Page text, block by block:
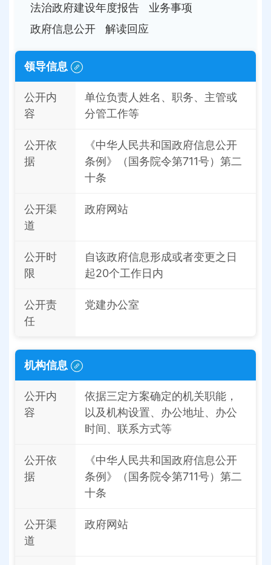
法治政府建设年度报告
业务事项
政府信息公开
解读回应
领导信息
公开内
容
单位负责人姓名、职务、主管或
分管工作等
公开依
据
《中华人民共和国政府信息公开
条例》（国务院令第711号）第二
十条
公开渠
道
政府网站
公开时
限
自该政府信息形成或者变更之日
起20个工作日内
公开责
任
党建办公室
机构信息
公开内
容
依据三定方案确定的机关职能，
以及机构设置、办公地址、办公
时间、联系方式等
公开依
据
《中华人民共和国政府信息公开
条例》（国务院令第711号）第二
十条
公开渠
道
政府网站